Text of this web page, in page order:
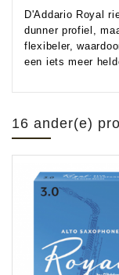
D'Addario Royal
dunner profiel,
flexibeler,
een iets meer
16 ander(e)